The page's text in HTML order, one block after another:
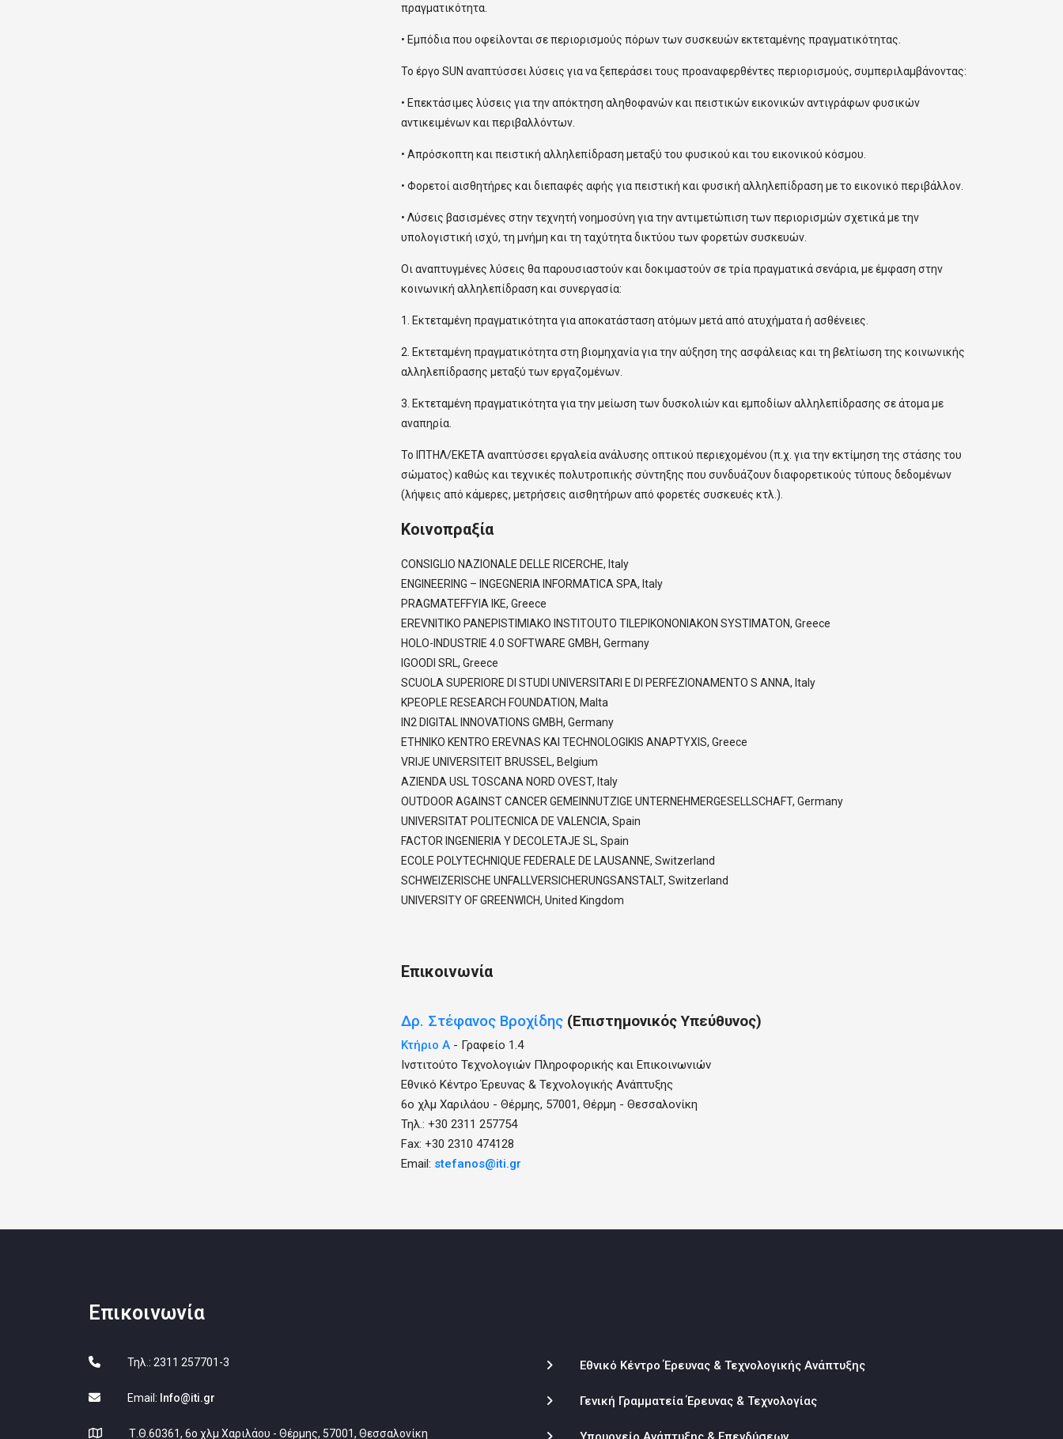
πραγματικότητα.
• Εμπόδια που οφείλονται σε περιορισμούς πόρων των συσκευών εκτεταμένης πραγματικότητας.
Το έργο SUN αναπτύσσει λύσεις για να ξεπεράσει τους προαναφερθέντες περιορισμούς, συμπεριλαμβάνοντας:
• Επεκτάσιμες λύσεις για την απόκτηση αληθοφανών και πειστικών εικονικών αντιγράφων φυσικών
αντικειμένων και περιβαλλόντων.
• Απρόσκοπτη και πειστική αλληλεπίδραση μεταξύ του φυσικού και του εικονικού κόσμου.
• Φορετοί αισθητήρες και διεπαφές αφής για πειστική και φυσική αλληλεπίδραση με το εικονικό περιβάλλον.
• Λύσεις βασισμένες στην τεχνητή νοημοσύνη για την αντιμετώπιση των περιορισμών σχετικά με την
υπολογιστική ισχύ, τη μνήμη και τη ταχύτητα δικτύου των φορετών συσκευών.
Οι αναπτυγμένες λύσεις θα παρουσιαστούν και δοκιμαστούν σε τρία πραγματικά σενάρια, με έμφαση στην
κοινωνική αλληλεπίδραση και συνεργασία:
1. Εκτεταμένη πραγματικότητα για αποκατάσταση ατόμων μετά από ατυχήματα ή ασθένειες.
2. Εκτεταμένη πραγματικότητα στη βιομηχανία για την αύξηση της ασφάλειας και τη βελτίωση της κοινωνικής
αλληλεπίδρασης μεταξύ των εργαζομένων.
3. Εκτεταμένη πραγματικότητα για την μείωση των δυσκολιών και εμποδίων αλληλεπίδρασης σε άτομα με
αναπηρία.
Το ΙΠΤΗΛ/ΕΚΕΤΑ αναπτύσσει εργαλεία ανάλυσης οπτικού περιεχομένου (π.χ. για την εκτίμηση της στάσης του
σώματος) καθώς και τεχνικές πολυτροπικής σύντηξης που συνδυάζουν διαφορετικούς τύπους δεδομένων
(λήψεις από κάμερες, μετρήσεις αισθητήρων από φορετές συσκευές κτλ.).
Κοινοπραξία
CONSIGLIO NAZIONALE DELLE RICERCHE, Italy
ENGINEERING – INGEGNERIA INFORMATICA SPA, Italy
PRAGMATEFFYIA IKE, Greece
EREVNITIKO PANEPISTIMIAKO INSTITOUTO TILEPIKONONIAKON SYSTIMATON, Greece
HOLO-INDUSTRIE 4.0 SOFTWARE GMBH, Germany
IGOODI SRL, Greece
SCUOLA SUPERIORE DI STUDI UNIVERSITARI E DI PERFEZIONAMENTO S ANNA, Italy
KPEOPLE RESEARCH FOUNDATION, Malta
IN2 DIGITAL INNOVATIONS GMBH, Germany
ETHNIKO KENTRO EREVNAS KAI TECHNOLOGIKIS ANAPTYXIS, Greece
VRIJE UNIVERSITEIT BRUSSEL, Belgium
AZIENDA USL TOSCANA NORD OVEST, Italy
OUTDOOR AGAINST CANCER GEMEINNUTZIGE UNTERNEHMERGESELLSCHAFT, Germany
UNIVERSITAT POLITECNICA DE VALENCIA, Spain
FACTOR INGENIERIA Y DECOLETAJE SL, Spain
ECOLE POLYTECHNIQUE FEDERALE DE LAUSANNE, Switzerland
SCHWEIZERISCHE UNFALLVERSICHERUNGSANSTALT, Switzerland
UNIVERSITY OF GREENWICH, United Kingdom
Επικοινωνία
Δρ. Στέφανος Βροχίδης (Επιστημονικός Υπεύθυνος)
Κτήριο Α - Γραφείο 1.4
Ινστιτούτο Τεχνολογιών Πληροφορικής και Επικοινωνιών
Εθνικό Κέντρο Έρευνας & Τεχνολογικής Ανάπτυξης
6ο χλμ Χαριλάου - Θέρμης, 57001, Θέρμη - Θεσσαλονίκη
Τηλ.: +30 2311 257754
Fax: +30 2310 474128
Email: stefanos@iti.gr
Επικοινωνία
Τηλ.: 2311 257701-3
Email: Info@iti.gr
Τ.Θ.60361, 6ο χλμ Χαριλάου - Θέρμης, 57001, Θεσσαλονίκη
Εθνικό Κέντρο Έρευνας & Τεχνολογικής Ανάπτυξης
Γενική Γραμματεία Έρευνας & Τεχνολογίας